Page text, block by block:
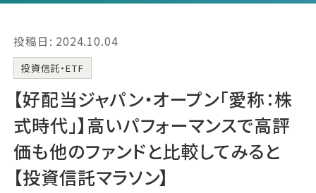
事例紹介
エキスパート一覧
無料講座
コラム
利用者の声
無料ご相談 ログイン
投稿日: 2024.10.04
投資信託・ETF
【好配当ジャパン・オープン「愛称：株
式時代」】高いパフォーマンスで高評
価も他のファンドと比較してみると
【投資信託マラソン】